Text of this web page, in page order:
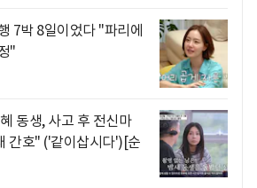
7박 8일이었다 "파리에
"
동생, 사고 후 전신마
간호" ('같이삽시다')[순